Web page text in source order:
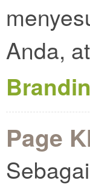
Anda,
Page